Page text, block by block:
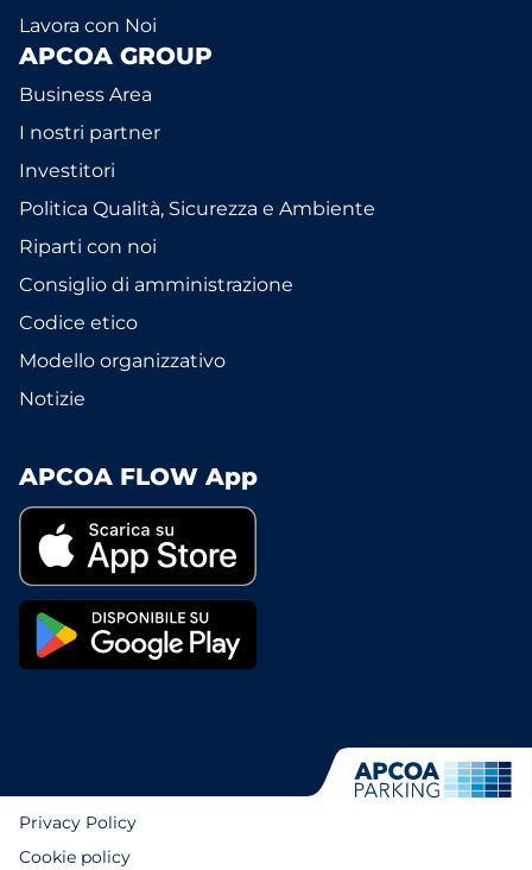
Lavora con Noi
APCOA GROUP
Business Area
I nostri partner
Investitori
Politica Qualità, Sicurezza e Ambiente
Riparti con noi
Consiglio di amministrazione
Codice etico
Modello organizzativo
Notizie
APCOA FLOW App
Privacy Policy
Cookie policy